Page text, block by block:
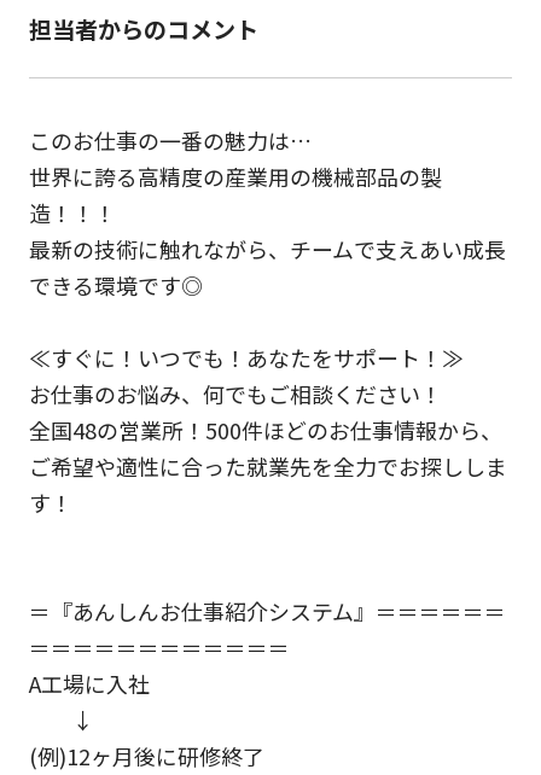
担当者からのコメント
このお仕事の一番の魅力は…
世界に誇る高精度の産業用の機械部品の製
造！！！
最新の技術に触れながら、チームで支えあい成長
できる環境です◎
≪すぐに！いつでも！あなたをサポート！≫
お仕事のお悩み、何でもご相談ください！
全国48の営業所！500件ほどのお仕事情報から、
ご希望や適性に合った就業先を全力でお探ししま
す！
＝『あんしんお仕事紹介システム』＝＝＝＝＝＝
＝＝＝＝＝＝＝＝＝＝＝＝
A工場に入社
↓
(例)12ヶ月後に研修終了